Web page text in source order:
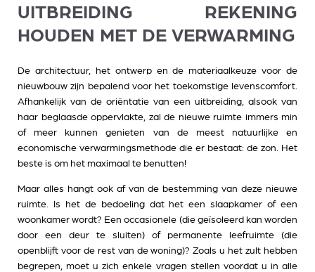
UITBREIDING REKENING
HOUDEN MET DE VERWARMING
De architectuur, het ontwerp en de materiaalkeuze voor de
nieuwbouw zijn bepalend voor het toekomstige levenscomfort.
Afhankelijk van de oriëntatie van een uitbreiding, alsook van
haar beglaasde oppervlakte, zal de nieuwe ruimte immers min
of meer kunnen genieten van de meest natuurlijke en
economische verwarmingsmethode die er bestaat: de zon. Het
beste is om het maximaal te benutten!
Maar alles hangt ook af van de bestemming van deze nieuwe
ruimte. Is het de bedoeling dat het een slaapkamer of een
woonkamer wordt? Een occasionele (die geïsoleerd kan worden
door een deur te sluiten) of permanente leefruimte (die
openblijft voor de rest van de woning)? Zoals u het zult hebben
begrepen, moet u zich enkele vragen stellen voordat u in alle